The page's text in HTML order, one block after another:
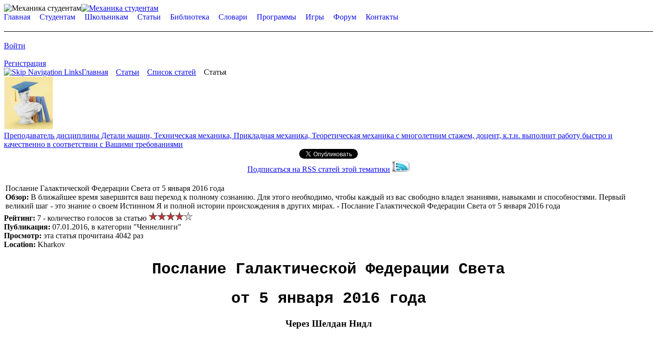
Главная Студентам Школьникам Статьи Библиотека Словари Программы Игры Форум Контакты
Войти
Регистрация
Главная
Статьи Список статей Статья
Преподаватель дисциплины Детали машин, Техническая механика, Прикладная механика, Теоретическая механика с многолетним стажем, доцент, к.т.н. выполнит работу быстро и
качественно в соответствии с Вашими требованиями
Подписаться на RSS статей этой тематики
Послание Галактической Федерации Света от 5 января 2016 года
Обзор: В ближайшее время завершится ваш переход к полному сознанию. Для этого необходимо, чтобы каждый из вас свободно владел знаниями, навыками и способностями. Первый
великий шаг - это знание о своем Истинном Я и полной истории происхождения в других мирах. - Послание Галактической Федерации Света от 5 января 2016 года
Рейтинг: 7 - количество голосов за статью
Публикация: 07.01.2016, в категории "Ченнелинги"
Просмотр: эта статья прочитана 4042 раз
Location: Kharkov
Послание Галактической Федерации Света
от 5 января 2016 года
Через Шелдан Нидл